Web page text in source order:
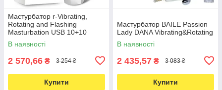
Мастурбатор r-Vibrating,
Rotating and Flashing
Masturbation USB 10+10
Function / Talk Mode
В наявності
2 570,66 ₴ 3 254 ₴
Купити
Мастурбатор BAILE Passion
Lady DANA Vibrating&Rotating
В наявності
2 435,57 ₴ 3 083 ₴
Купити